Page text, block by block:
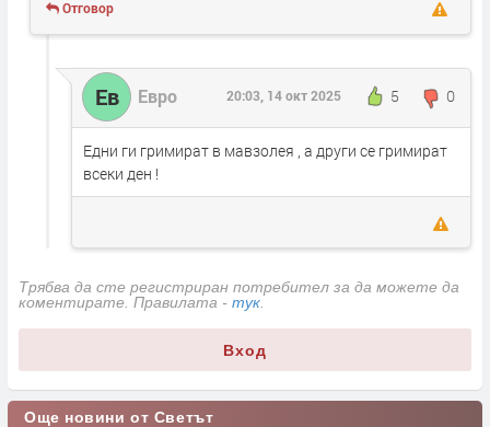
Отговор
Ев Евро 5 0
20:03, 14 окт 2025
Едни ги гримират в мавзолея , а други се гримират
всеки ден !
Трябва да сте регистриран потребител за да можете да
коментирате. Правилата - тук
Вход
Още новини от Светът